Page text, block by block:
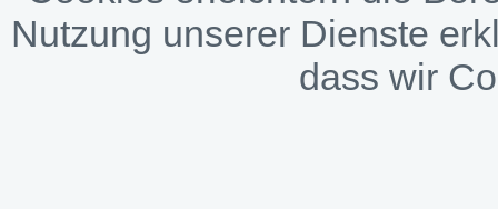
Nutzung unserer Dienste
dass wir